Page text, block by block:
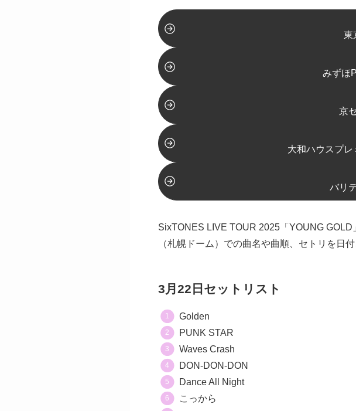
東
みずほ
京
大和ハウスプレ
バリ
SixTONES LIVE TOUR 2025「YOUNG
（札幌ドーム）での曲名や曲順、セトリを日
3月22日セットリスト
Golden
PUNK STAR
Waves Crash
DON-DON-DON
Dance All Night
こっから